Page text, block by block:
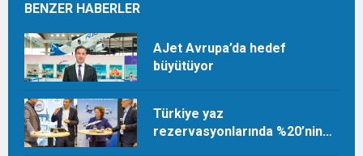
BENZER HABERLER
AJet Avrupa’da hedef
büyütüyor
Türkiye yaz
rezervasyonlarında %20’nin